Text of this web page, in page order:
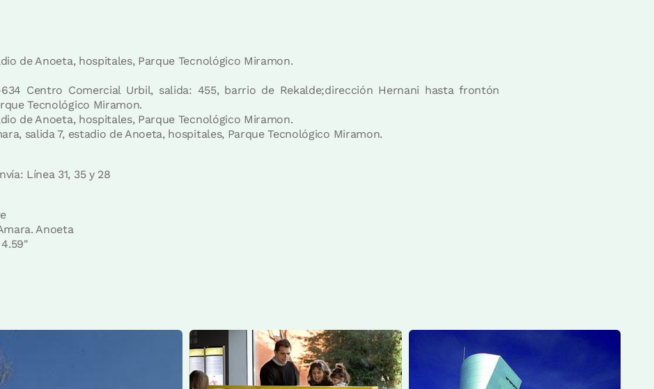
de Anoeta, hospitales, Parque Tecnológico Miramon.
Centro Comercial Urbil, salida: 455, barrio de Rekalde;dirección Hernani hasta frontón
Tecnológico Miramon.
de Anoeta, hospitales, Parque Tecnológico Miramon.
salida 7, estadio de Anoeta, hospitales, Parque Tecnológico Miramon.
Línea 31, 35 y 28
Anoeta
4.59"